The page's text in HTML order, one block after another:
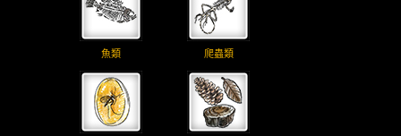
魚類 爬蟲類